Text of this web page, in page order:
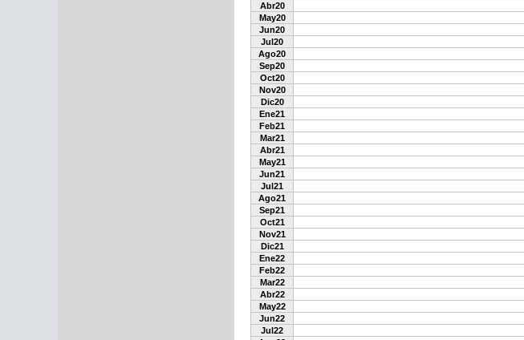
Abr20
May20
Jun20
Jul20
Ago20
Sep20
Oct20
Nov20
Dic20
Ene21
Feb21
Mar21
Abr21
May21
Jun21
Jul21
Ago21
Sep21
Oct21
Nov21
Dic21
Ene22
Feb22
Mar22
Abr22
May22
Jun22
Jul22